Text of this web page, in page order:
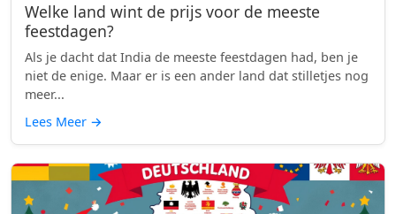
Welke land wint de prijs voor de meeste
feestdagen?
Als je dacht dat India de meeste feestdagen had, ben je
niet de enige. Maar er is een ander land dat stilletjes nog
meer...
Lees Meer →